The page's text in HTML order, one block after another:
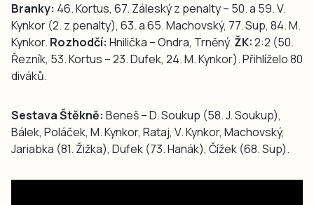
Branky: 46. Kortus, 67. Záleský z penalty – 50. a 59. V.
Kynkor (2. z penalty), 63. a 65. Machovský, 77. Sup, 84. M.
Kynkor. Rozhodčí: Hnilička – Ondra, Trněný. ŽK:2:2 (50.
Řezník, 53. Kortus – 23. Dufek, 24. M. Kynkor). Přihlíželo 80
diváků.
Sestava Štěkně: Beneš – D. Soukup (58. J. Soukup),
Bálek, Poláček, M. Kynkor, Rataj, V. Kynkor, Machovský,
Jariabka (81. Žižka), Dufek (73. Hanák), Čížek (68. Sup).